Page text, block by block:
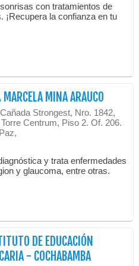
con tratamientos de
¡Recupera la confianza en tu
MARCELA MINA ARAUCO
Strongest, Nro. 1842,
Centrum, Piso 2. Of. 206.
y trata enfermedades
y glaucoma, entre otras.
DE EDUCACIÓN
- COCHABAMBA